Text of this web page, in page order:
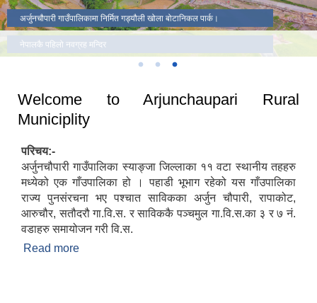
अर्जुनचौपारी गाउँपालिकाको प्रशासकीय भवन ।
नेपालकै पहिलो नवग्रह मन्दिर
अर्जुनचौपारी गाउँपालिकामा निर्मित गड्यौली खोला बोटानिकल पार्क।
Welcome to Arjunchaupari Rural
Municiplity
परिचय:-
अर्जुनचौपारी गाउँपालिका स्याङ्जा जिल्लाका ११ वटा स्थानीय तहहरु
मध्येको एक गाँउपालिका हो । पहाडी भूभाग रहेको यस गाँउपालिका
राज्य पुनसंरचना भए पश्चात साविकका अर्जुन चौपारी, रापाकोट,
आरुचौर, सतौदरौ गा.वि.स. र साविककै पञ्चमुल गा.वि.स.का ३ र ७ नं.
वडाहरु समायोजन गरी वि.स.
Read more